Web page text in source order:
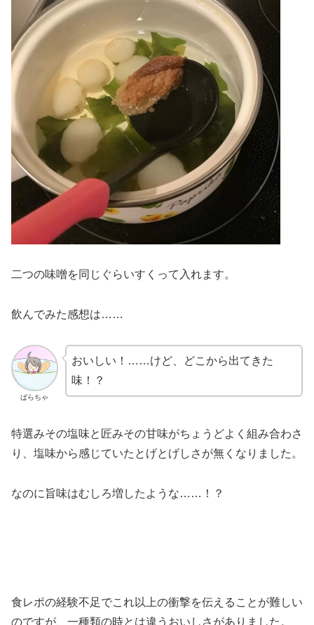
二つの味噌を同じぐらいすくって入れます。
飲んでみた感想は……
ばらちゃ
おいしい！……けど、どこから出てきた
味！？
特選みその塩味と匠みその甘味がちょうどよく組み合わさ
り、塩味から感じていたとげとげしさが無くなりました。
なのに旨味はむしろ増したような……！？
食レポの経験不足でこれ以上の衝撃を伝えることが難しい
のですが、一種類の時とは違うおいしさがありました。